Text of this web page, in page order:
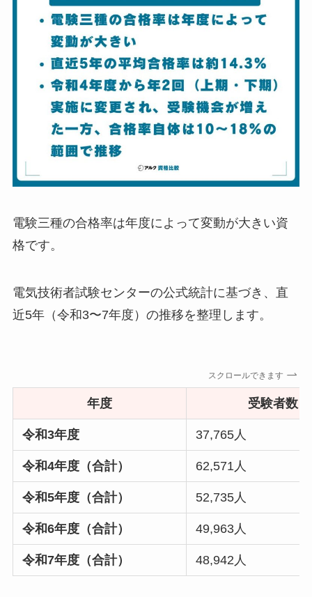
電験三種の合格率は年度によって変動が大きい資
格です。
電気技術者試験センターの公式統計に基づき、直
近5年（令和3〜7年度）の推移を整理します。
スクロールできます
年度 受験者数
令和3年度 37,765人
令和4年度（合計） 62,571人
令和5年度（合計） 52,735人
令和6年度（合計） 49,963人
令和7年度（合計） 48,942人